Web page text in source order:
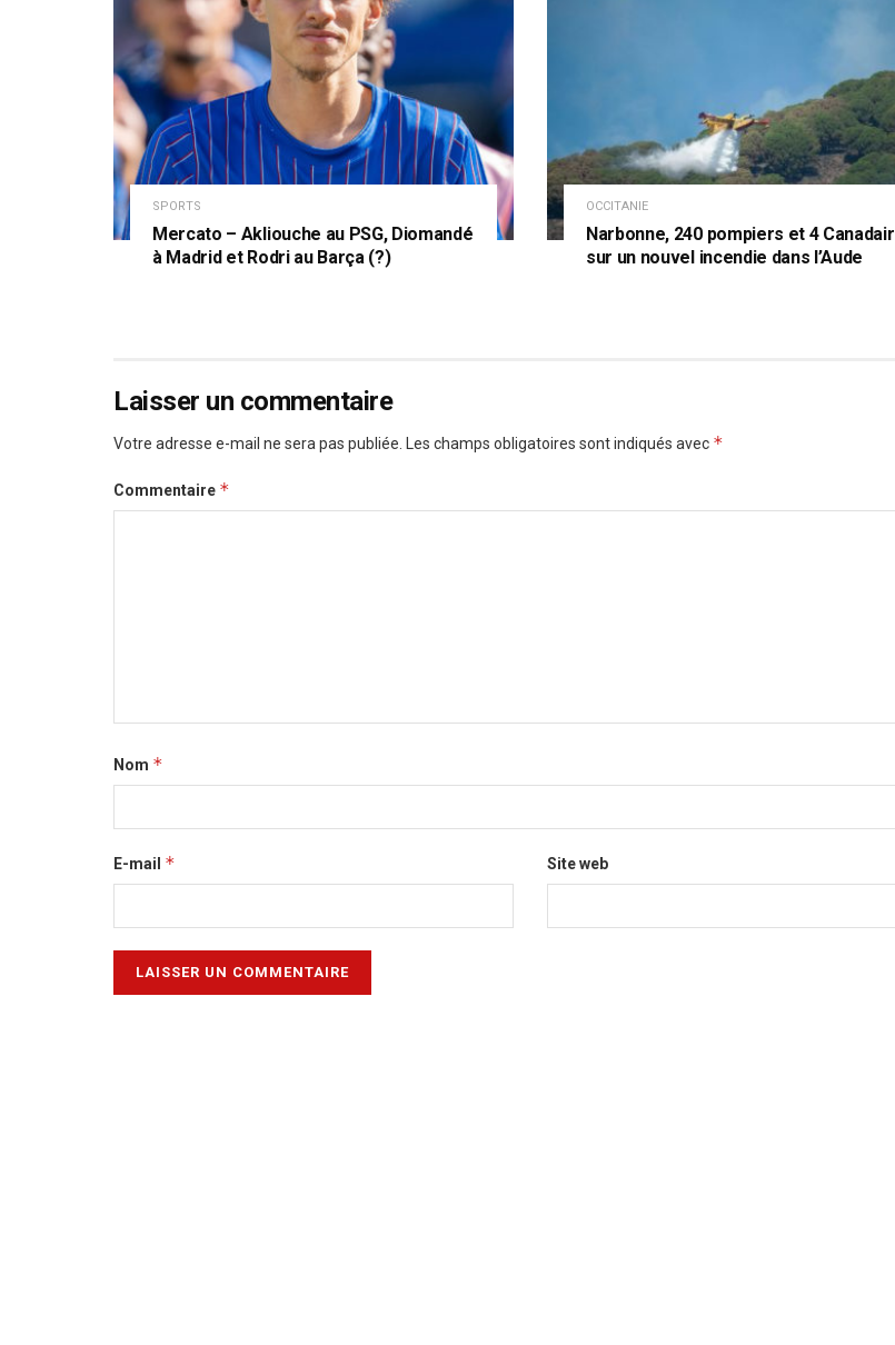
SPORTS
Mercato – Akliouche au PSG, Diomandé
à Madrid et Rodri au Barça (?)
OCCITANIE
Narbonne, 240 pompiers et 4 Canadair
sur un nouvel incendie dans l’Aude
Laisser un commentaire
Votre adresse e-mail ne sera pas publiée. Les champs obligatoires sont indiqués avec *
Commentaire *
Nom *
E-mail * Site web